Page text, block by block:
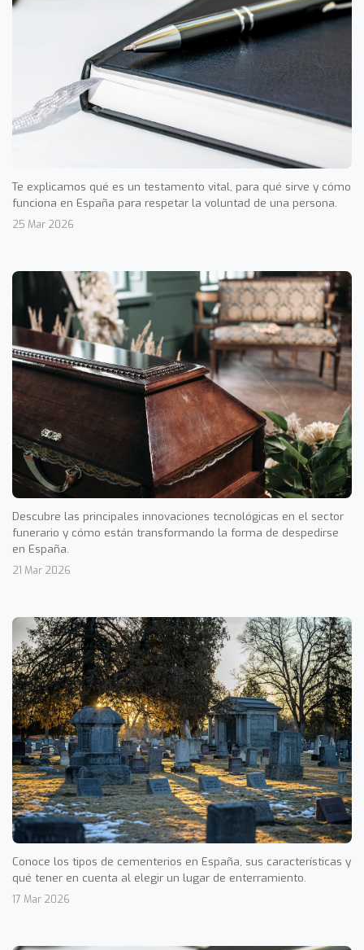
Te explicamos qué es un testamento vital, para qué sirve y cómo
funciona en España para respetar la voluntad de una persona.
25 Mar 2026
Descubre las principales innovaciones tecnológicas en el sector
funerario y cómo están transformando la forma de despedirse
en España.
21 Mar 2026
Conoce los tipos de cementerios en España, sus características y
qué tener en cuenta al elegir un lugar de enterramiento.
17 Mar 2026